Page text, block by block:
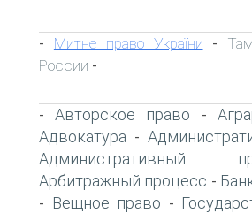
- Митне право України -
России -
-Авторское право -
Адвокатура -
Административный
Арбитражный процесс -
- Вещное право -